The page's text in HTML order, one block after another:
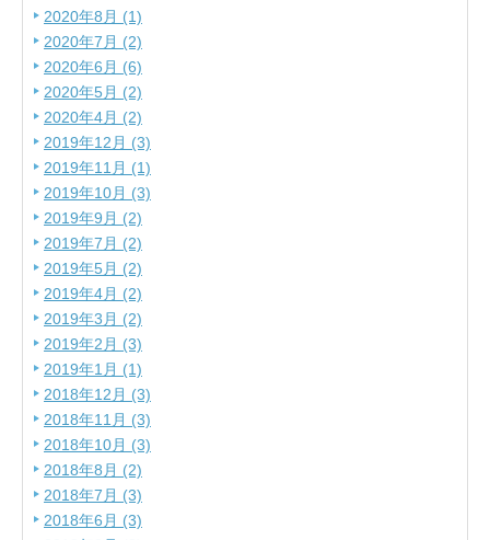
2020年8月 (1)
2020年7月 (2)
2020年6月 (6)
2020年5月 (2)
2020年4月 (2)
2019年12月 (3)
2019年11月 (1)
2019年10月 (3)
2019年9月 (2)
2019年7月 (2)
2019年5月 (2)
2019年4月 (2)
2019年3月 (2)
2019年2月 (3)
2019年1月 (1)
2018年12月 (3)
2018年11月 (3)
2018年10月 (3)
2018年8月 (2)
2018年7月 (3)
2018年6月 (3)